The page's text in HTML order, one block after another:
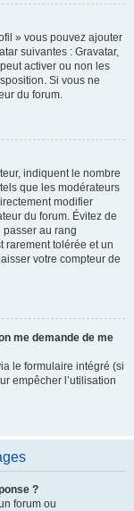
» vous pouvez ajouter
suivantes : Gravatar,
activer ou non les
Si vous ne
du forum.
indiquent le nombre
que les modérateurs
modifier
du forum. Évitez de
passer au rang
rarement tolérée et un
votre compteur de
me demande de me
le formulaire intégré (si
empêcher l’utilisation
?
forum ou